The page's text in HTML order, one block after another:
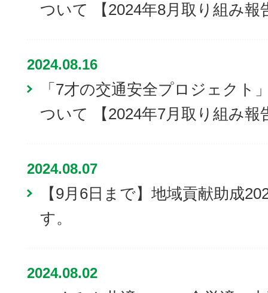
ついて 【2024年8月取り組み報
2024.08.16
「7才の交通安全プロジェクト
ついて 【2024年7月取り組み報
2024.08.07
【9月6日まで】地域貢献助成
す。
2024.08.02